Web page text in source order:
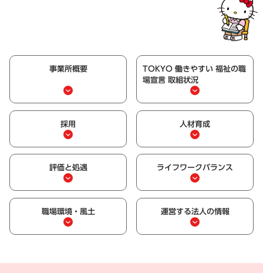
事業所概要
TOKYO 働きやすい 福祉の職
場宣言 取組状況
採用 人材育成
評価と処遇 ライフワークバランス
職場環境・風土 運営する法人の情報